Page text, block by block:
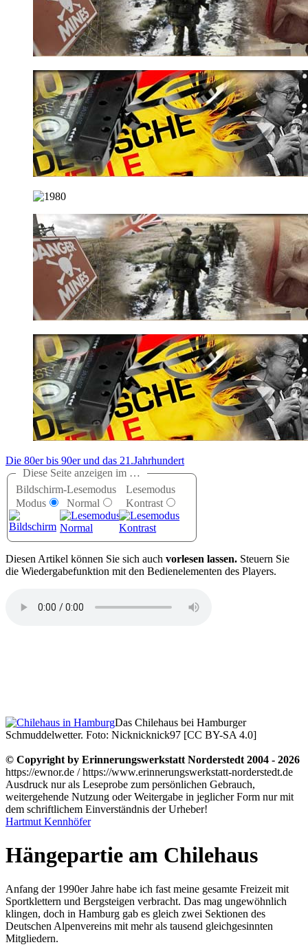
Die 80er bis 90er und das 21.Jahrhundert
Diese Seite anzeigen im …
Bildschirm-
Modus
Lesemodus
Normal
Lesemodus
Kontrast
Diesen Artikel können Sie sich auch vorlesen lassen. Steuern Sie
die Wiedergabefunktion mit den Bedienelementen des Players.
Das Chilehaus bei Hamburger
Schmuddelwetter. Foto: Nicknicknick97 [CC BY-SA 4.0]
© Copyright by Erinnerungswerkstatt Norderstedt 2004 - 2026
https://ewnor.de / https://www.erinnerungswerkstatt-norderstedt.de
Ausdruck nur als Leseprobe zum persönlichen Gebrauch,
weitergehende Nutzung oder Weitergabe in jeglicher Form nur mit
dem schriftlichem Einverständnis der Urheber!
Hartmut Kennhöfer
Hängepartie am Chilehaus
Anfang der 1990er Jahre habe ich fast meine gesamte Freizeit mit
Sportklettern und Bergsteigen verbracht. Das mag ungewöhnlich
klingen, doch in Hamburg gab es gleich zwei Sektionen des
Deutschen Alpenvereins mit mehr als tausend gleichgesinnten
Mitgliedern.